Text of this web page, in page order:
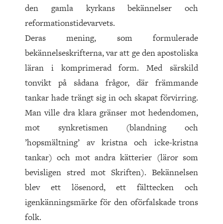
den gamla kyrkans bekännelser och
reformationstidevarvets.
Deras mening, som formulerade
bekännelseskrifterna, var att ge den apostoliska
läran i komprimerad form. Med särskild
tonvikt på sådana frågor, där främmande
tankar hade trängt sig in och skapat förvirring.
Man ville dra klara gränser mot hedendomen,
mot synkretismen (blandning och
’hopsmältning’ av kristna och icke-kristna
tankar) och mot andra kätterier (läror som
bevisligen stred mot Skriften). Bekännelsen
blev ett lösenord, ett fälttecken och
igenkänningsmärke för den oförfalskade trons
folk.